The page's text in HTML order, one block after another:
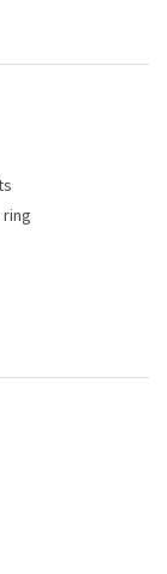
ring